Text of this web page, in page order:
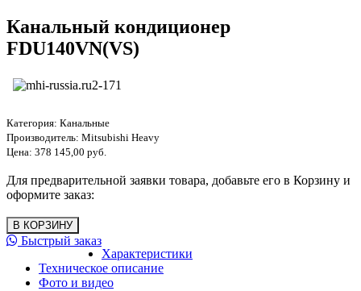
Канальный кондиционер
FDU140VN(VS)
Категория: Канальные
Производитель: Mitsubishi Heavy
Цена: 378 145,00 руб.
Для предварительной заявки товара, добавьте его в Корзину и
оформите заказ:
Быстрый заказ
Характеристики
Техническое описание
Фото и видео